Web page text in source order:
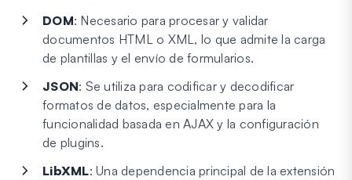
DOM: Necesario para procesar y validar
documentos HTML o XML, lo que admite la carga
de plantillas y el envío de formularios.
JSON: Se utiliza para codificar y decodificar
formatos de datos, especialmente para la
funcionalidad basada en AJAX y la configuración
de plugins.
LibXML: Una dependencia principal de la extensión